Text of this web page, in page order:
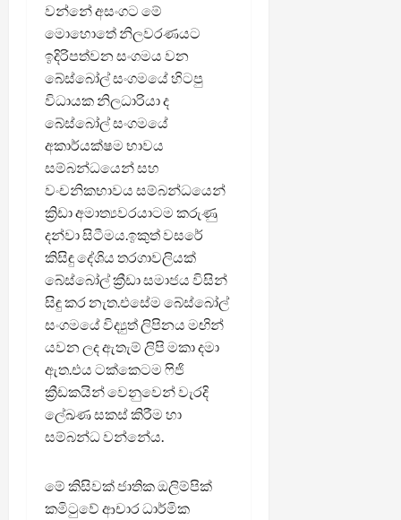
වන්නේ අසංගට මේ
මොහොතේ නිලවරණයට
ඉදිරිපත්වන සංගමය වන
බේස්බෝල් සංගමයේ හිටපු
විධායක නිලධාරියා ද
බේස්බෝල් සංගමයේ
අකාර්යක්ෂම භාවය
සම්බන්ධයෙන් සහ
වංචනිකභාවය සම්බන්ධයෙන්
ක්‍රිඩා අමාත්‍යවරයාටම කරුණු
දන්වා සිටීමය.ඉකුත් වසරේ
කිසිඳු දේශිය තරගාවලියක්
බේස්බෝල් ක්‍රීඩා සමාජය විසින්
සිඳු කර නැත.එසේම බේස්බෝල්
සංගමයේ විද්‍යුත් ලිපිනය මඟින්
යවන ලද ඇතැම් ලිපි මකා දමා
ඇත.එය ටක්කෙටම ෆිජි
ක්‍රීඩකයින් වෙනුවෙන් වැරදි
ලේඛණ සකස් කිරීම හා
සම්බන්ධ වන්නේය.
මේ කිසිවක් ජාතික ඔලිම්පික්
කමිටුවේ ආචාර ධාර්මික